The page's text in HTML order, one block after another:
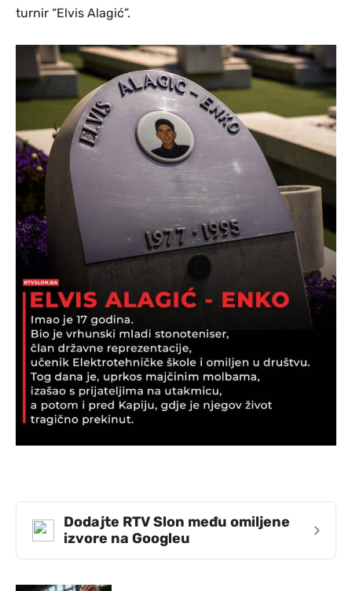
turnir “Elvis Alagić”.
Dodajte RTV Slon među omiljene
izvore na Googleu
›